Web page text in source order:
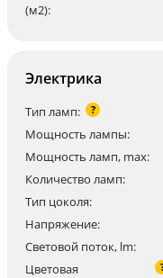
(м2):
Электрика
Тип ламп: ?
Мощность лампы:
Мощность ламп, max:
Количество ламп:
Тип цоколя:
Напряжение:
Световой поток, lm:
Цветовая